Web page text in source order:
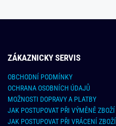
ZÁKAZNICKY SERVIS
OBCHODNÍ PODMÍNKY
OCHRANA OSOBNÍCH ÚDAJŮ
MOŽNOSTI DOPRAVY A PLATBY
JAK POSTUPOVAT PŘI VÝMĚNĚ ZBOŽÍ
JAK POSTUPOVAT PŘI VRÁCENÍ ZBOŽÍ